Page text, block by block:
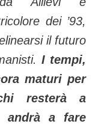
dei ’93,
il futuro
I tempi,
maturi per
resterà a
andrà a fare